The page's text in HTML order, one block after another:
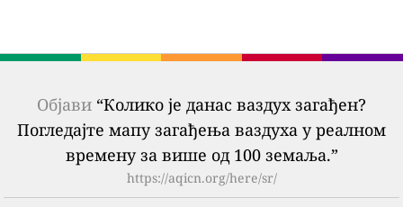
Објави “Колико је данас ваздух загађен?
Погледајте мапу загађења ваздуха у реалном
времену за више од 100 земаља.”
https://aqicn.org/here/sr/